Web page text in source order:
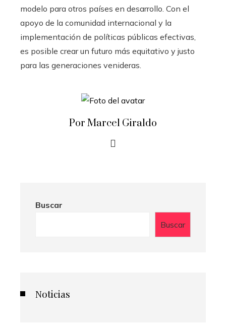
modelo para otros países en desarrollo. Con el
apoyo de la comunidad internacional y la
implementación de políticas públicas efectivas,
es posible crear un futuro más equitativo y justo
para las generaciones venideras.
Por Marcel Giraldo
Buscar
Buscar
Noticias